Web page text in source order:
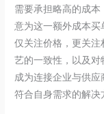
需要承担略高的成
意为这一额外成本
仅关注价格，更关
艺的一致性，以及对
成为连接企业与供
符合自身需求的解决